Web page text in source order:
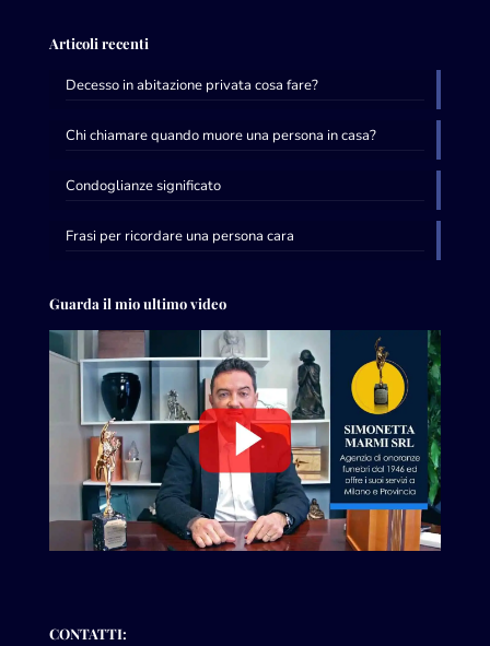
Articoli recenti
Decesso in abitazione privata cosa fare?
Chi chiamare quando muore una persona in casa?
Condoglianze significato
Frasi per ricordare una persona cara
Guarda il mio ultimo video
CONTATTI: